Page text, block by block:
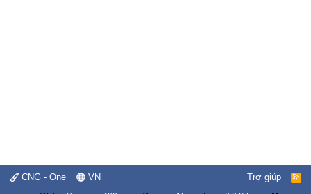
CNG - One VN Trợ giúp
R